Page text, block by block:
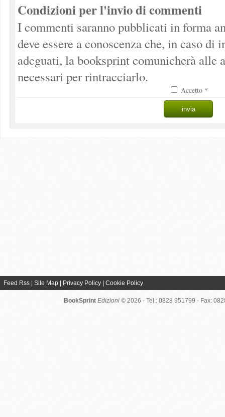
Condizioni per l'invio di commenti
I commenti saranno pubblicati in forma
deve essere a conoscenza che, in caso
adeguati, la booksprint comunicherà alle
necessari per rintracciarlo.
Accetto *
Feed Rss Site Map Privacy Policy Cookie Policy
BookSprint Edizioni © 2026 - Tel.: 0828 951799 - Fax: